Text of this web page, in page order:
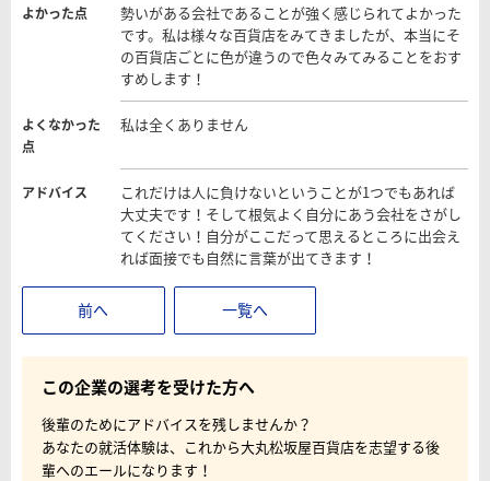
よかった点
勢いがある会社であることが強く感じられてよかった
です。私は様々な百貨店をみてきましたが、本当にそ
の百貨店ごとに色が違うので色々みてみることをおす
すめします！
よくなかった
点
私は全くありません
アドバイス
これだけは人に負けないということが1つでもあれば
大丈夫です！そして根気よく自分にあう会社をさがし
てください！自分がここだって思えるところに出会え
れば面接でも自然に言葉が出てきます！
前へ 一覧へ
この企業の選考を受けた方へ
後輩のためにアドバイスを残しませんか？
あなたの就活体験は、これから大丸松坂屋百貨店を志望する後
輩へのエールになります！